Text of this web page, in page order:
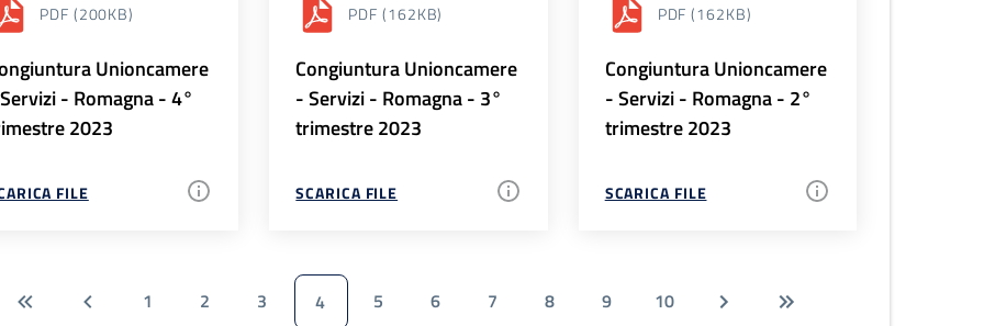
PDF (200KB)
Unioncamere
- Romagna - 4°
2023
FILE
PDF (162KB)
Congiuntura Unioncamere
- Servizi - Romagna - 3°
trimestre 2023
SCARICA FILE
PDF (162KB)
Congiuntura Unioncamere
- Servizi - Romagna - 2°
trimestre 2023
SCARICA FILE
1 2 3 4 5 6 7 8 9 10